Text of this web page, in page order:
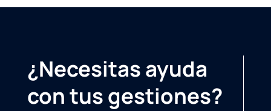
¿Necesitas ayuda
con tus gestiones?